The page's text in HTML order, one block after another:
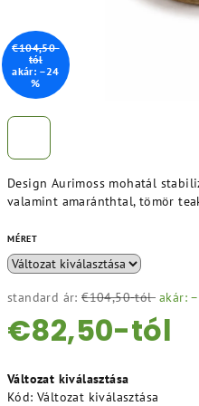
Design Aurimoss mohatál
valamint amaránthtal, tömör
MÉRET
standard ár: €104,50-tól akár:
€82,50-tól
Változat kiválasztása
Kód: Változat kiválasztása
€104,50-
tól
akár: –24
%